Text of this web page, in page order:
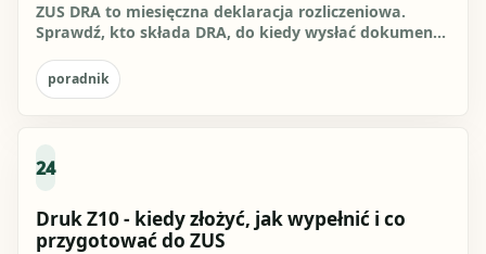
ZUS DRA to miesięczna deklaracja rozliczeniowa.
Sprawdź, kto składa DRA, do kiedy wysłać dokument,
poradnik
24
Druk Z10 - kiedy złożyć, jak wypełnić i co
przygotować do ZUS